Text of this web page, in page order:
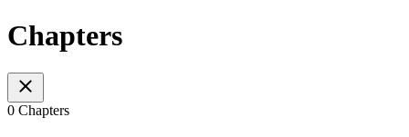
Chapters
0 Chapters